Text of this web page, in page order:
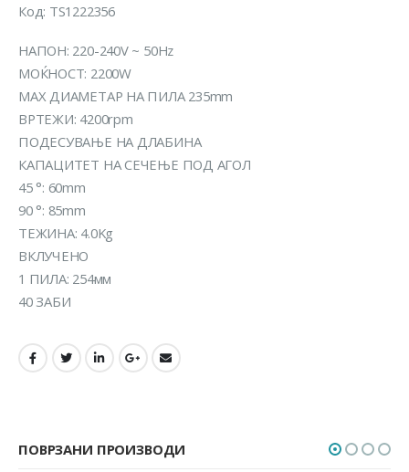
Код: TS1222356
НАПОН: 220-240V ~ 50Hz
МОЌНОСТ: 2200W
МAX ДИАМЕТАР НА ПИЛА 235mm
ВРТЕЖИ: 4200rpm
ПОДЕСУВАЊЕ НА ДЛАБИНА
КАПАЦИТЕТ НА СЕЧЕЊЕ ПОД АГОЛ
45 °: 60mm
90 °: 85mm
ТЕЖИНА: 4.0Kg
ВКЛУЧЕНО
1 ПИЛА: 254мм
40 ЗАБИ
ПОВРЗАНИ ПРОИЗВОДИ